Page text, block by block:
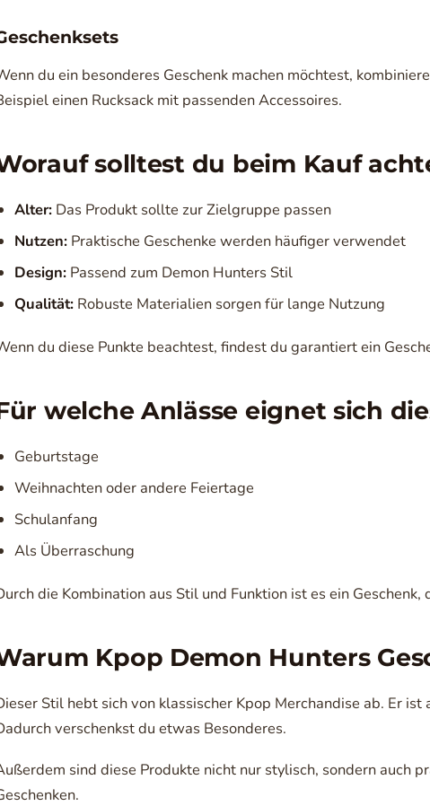
du ein besonderes Geschenk machen möchtest,
einen Rucksack mit passenden Accessoires.
solltest du beim Kauf
Alter: Das Produkt sollte zur Zielgruppe passen
Nutzen: Praktische Geschenke werden häufiger verwendet
Design: Passend zum Demon Hunters Stil
Qualität: Robuste Materialien sorgen für lange Nutzung
du diese Punkte beachtest, findest du garantiert ein
welche Anlässe eignet sich
Geburtstage
Weihnachten oder andere Feiertage
Schulanfang
Als Überraschung
die Kombination aus Stil und Funktion ist es ein Geschenk,
Kpop Demon Hunters
Stil hebt sich von klassischer Kpop Merchandise ab. Er
verschenkst du etwas Besonderes.
sind diese Produkte nicht nur stylisch, sondern auch